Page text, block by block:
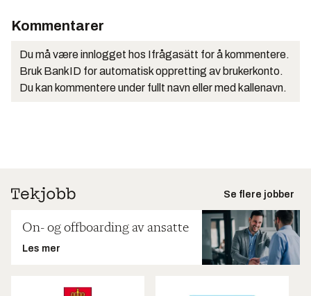
Kommentarer
Du må være innlogget hos Ifrågasätt for å kommentere.
Bruk BankID for automatisk oppretting av brukerkonto.
Du kan kommentere under fullt navn eller med kallenavn.
Se flere jobber
On- og offboarding av ansatte
Les mer